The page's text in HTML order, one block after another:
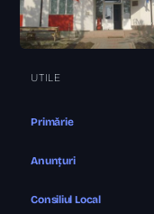
UTILE
Primărie
Anunțuri
Consiliul Local